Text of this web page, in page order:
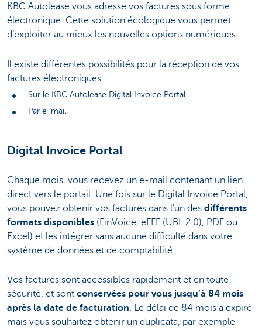
KBC Autolease vous adresse vos factures sous forme
électronique. Cette solution écologique vous permet
d’exploiter au mieux les nouvelles options numériques.
Il existe différentes possibilités pour la réception de vos
factures électroniques:
Sur le KBC Autolease Digital Invoice Portal
Par e-mail
Digital Invoice Portal
Chaque mois, vous recevez un e-mail contenant un lien
direct vers le portail. Une fois sur le Digital Invoice Portal,
vous pouvez obtenir vos factures dans l’un des différents
formats disponibles (FinVoice, eFFF (UBL 2.0), PDF ou
Excel) et les intégrer sans aucune difficulté dans votre
système de données et de comptabilité.
Vos factures sont accessibles rapidement et en toute
sécurité, et sont conservées pour vous jusqu’à 84 mois
après la date de facturation. Le délai de 84 mois a expiré
mais vous souhaitez obtenir un duplicata, par exemple